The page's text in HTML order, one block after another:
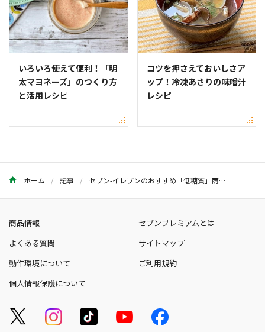
いろいろ使えて便利！「明
太マヨネーズ」のつくり方
と活用レシピ
コツを押さえておいしさア
ップ！冷凍あさりの味噌汁
レシピ
ホーム 記事 セブン-イレブンのおすすめ「低糖質」商品9選。管理栄養士が紹介！
商品情報
セブンプレミアムとは
よくある質問
サイトマップ
動作環境について
ご利用規約
個人情報保護について